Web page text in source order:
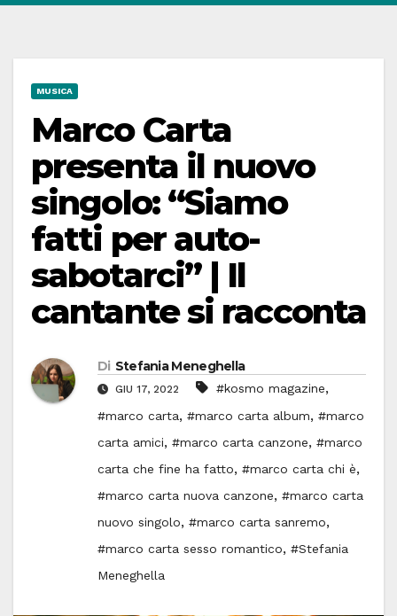
MUSICA
Marco Carta
presenta il nuovo
singolo: “Siamo
fatti per auto-
sabotarci” | Il
cantante si racconta
Di Stefania Meneghella
GIU 17, 2022 #kosmo magazine,
#marco carta, #marco carta album, #marco
carta amici, #marco carta canzone, #marco
carta che fine ha fatto, #marco carta chi è,
#marco carta nuova canzone, #marco carta
nuovo singolo, #marco carta sanremo,
#marco carta sesso romantico, #Stefania
Meneghella